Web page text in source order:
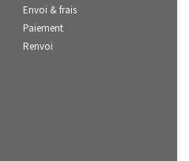
Envoi & frais
Paiement
Renvoi